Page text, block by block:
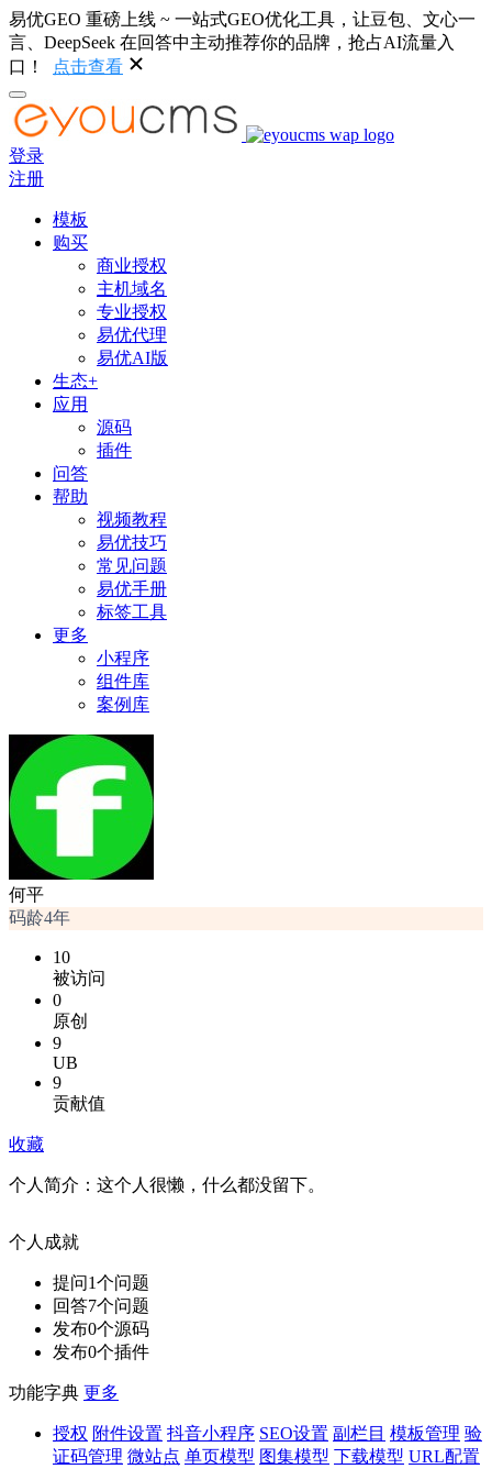
易优GEO 重磅上线 ~ 一站式GEO优化工具，让豆包、文心一
言、DeepSeek 在回答中主动推荐你的品牌，抢占AI流量入
口！
点击查看
登录
注册
模板
购买
商业授权
主机域名
专业授权
易优代理
易优AI版
生态+
应用
源码
插件
问答
帮助
视频教程
易优技巧
常见问题
易优手册
标签工具
更多
小程序
组件库
案例库
何平
码龄4年
10
被访问
0
原创
9
UB
9
贡献值
收藏
个人简介： 这个人很懒，什么都没留下。
个人成就
提问1个问题
回答7个问题
发布0个源码
发布0个插件
功能字典 更多
授权 附件设置 抖音小程序 SEO设置 副栏目 模板管理 验
证码管理 微站点 单页模型 图集模型 下载模型 URL配置